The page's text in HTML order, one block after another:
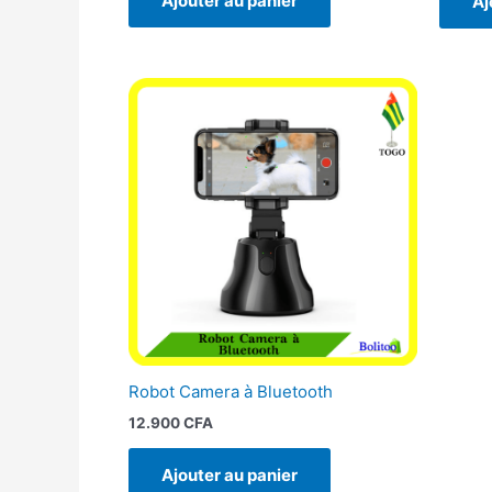
Robot Camera à Bluetooth
12.900CFA
Ajouter au panier